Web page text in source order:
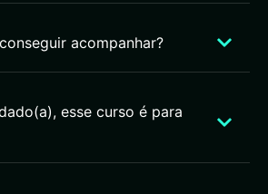
acompanhar?
esse curso é para